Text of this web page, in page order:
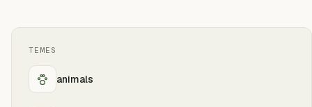
TEMES
animals